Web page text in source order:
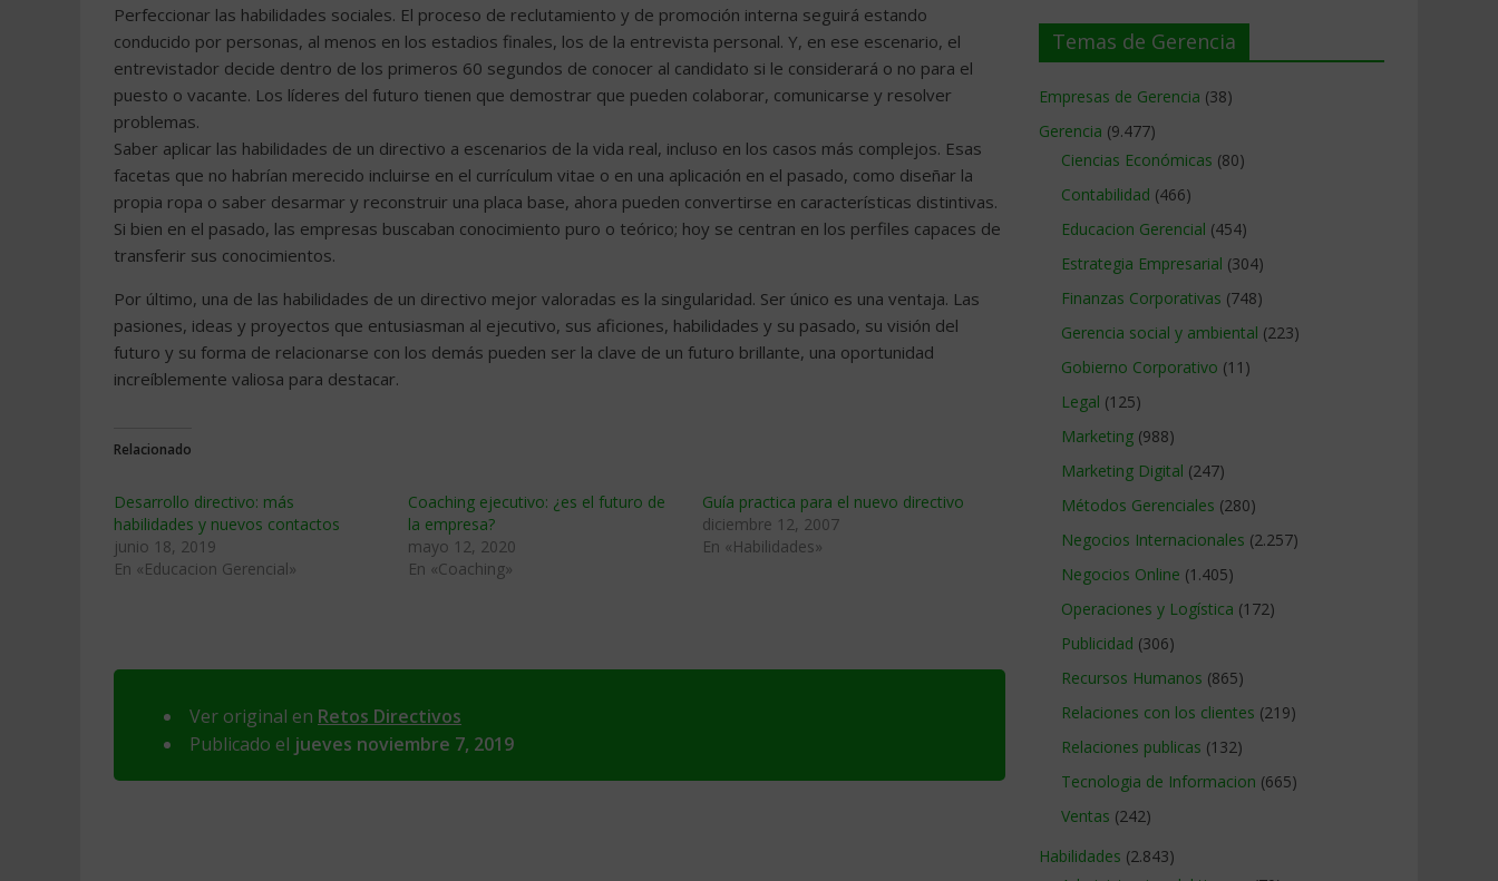
Perfeccionar las habilidades sociales. El proceso de reclutamiento y de promoción interna seguirá estando
conducido por personas, al menos en los estadios finales, los de la entrevista personal. Y, en ese escenario, el
entrevistador decide dentro de los primeros 60 segundos de conocer al candidato si le considerará o no para el
puesto o vacante. Los líderes del futuro tienen que demostrar que pueden colaborar, comunicarse y resolver
problemas.
Saber aplicar las habilidades de un directivo a escenarios de la vida real, incluso en los casos más complejos. Esas
facetas que no habrían merecido incluirse en el currículum vitae o en una aplicación en el pasado, como diseñar la
propia ropa o saber desarmar y reconstruir una placa base, ahora pueden convertirse en características distintivas.
Si bien en el pasado, las empresas buscaban conocimiento puro o teórico; hoy se centran en los perfiles capaces de
transferir sus conocimientos.
Por último, una de las habilidades de un directivo mejor valoradas es la singularidad. Ser único es una ventaja. Las
pasiones, ideas y proyectos que entusiasman al ejecutivo, sus aficiones, habilidades y su pasado, su visión del
futuro y su forma de relacionarse con los demás pueden ser la clave de un futuro brillante, una oportunidad
increíblemente valiosa para destacar.
Relacionado
Desarrollo directivo: más
habilidades y nuevos contactos
junio 18, 2019
En «Educacion Gerencial»
Coaching ejecutivo: ¿es el futuro de
la empresa?
mayo 12, 2020
En «Coaching»
Guí­a practica para el nuevo directivo
diciembre 12, 2007
En «Habilidades»
Ver original en Retos Directivos
Publicado el jueves noviembre 7, 2019
Temas de Gerencia
Empresas de Gerencia (38)
Gerencia (9.477)
Ciencias Económicas (80)
Contabilidad (466)
Educacion Gerencial (454)
Estrategia Empresarial (304)
Finanzas Corporativas (748)
Gerencia social y ambiental (223)
Gobierno Corporativo (11)
Legal (125)
Marketing (988)
Marketing Digital (247)
Métodos Gerenciales (280)
Negocios Internacionales (2.257)
Negocios Online (1.405)
Operaciones y Logística (172)
Publicidad (306)
Recursos Humanos (865)
Relaciones con los clientes (219)
Relaciones publicas (132)
Tecnologia de Informacion (665)
Ventas (242)
Habilidades (2.843)